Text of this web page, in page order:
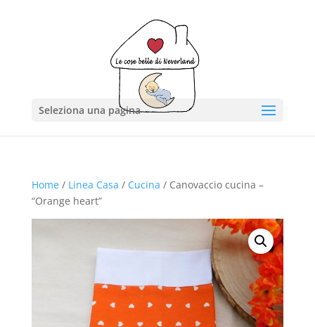
Seleziona una pagina
Home/ Linea Casa / Cucina / Canovaccio cucina –
“Orange heart”